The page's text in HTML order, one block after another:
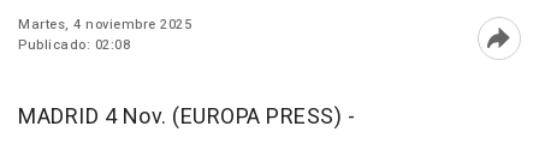
Martes, 4 noviembre 2025
Publicado: 02:08
MADRID 4 Nov. (EUROPA PRESS) -